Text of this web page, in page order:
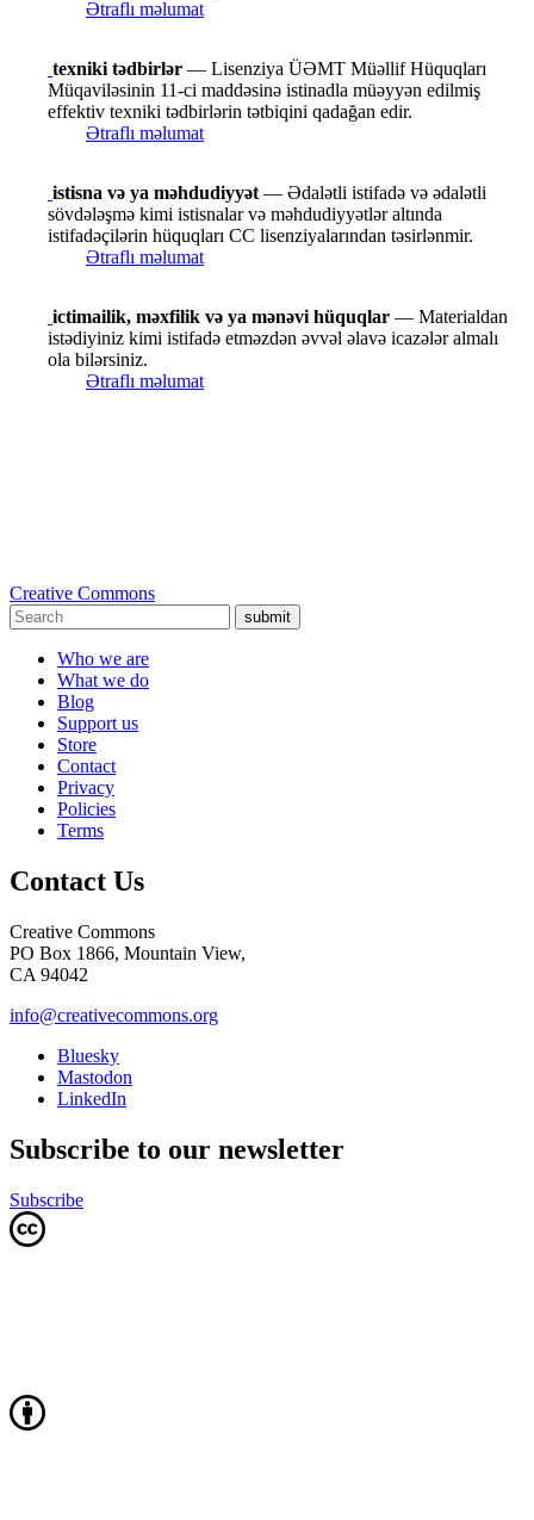
Ətraflı məlumat
texniki tədbirlər — Lisenziya ÜƏMT Müəllif Hüquqları
Müqaviləsinin 11-ci maddəsinə istinadla müəyyən edilmiş
effektiv texniki tədbirlərin tətbiqini qadağan edir.
Ətraflı məlumat
istisna və ya məhdudiyyət — Ədalətli istifadə və ədalətli
sövdələşmə kimi istisnalar və məhdudiyyətlər altında
istifadəçilərin hüquqları CC lisenziyalarından təsirlənmir.
Ətraflı məlumat
ictimailik, məxfilik və ya mənəvi hüquqlar — Materialdan
istədiyiniz kimi istifadə etməzdən əvvəl əlavə icazələr almalı
ola bilərsiniz.
Ətraflı məlumat
Creative Commons
submit
Who we are
What we do
Blog
Support us
Store
Contact
Privacy
Policies
Terms
Contact Us
Creative Commons
PO Box 1866, Mountain View,
CA 94042
info@creativecommons.org
Bluesky
Mastodon
LinkedIn
Subscribe to our newsletter
Subscribe